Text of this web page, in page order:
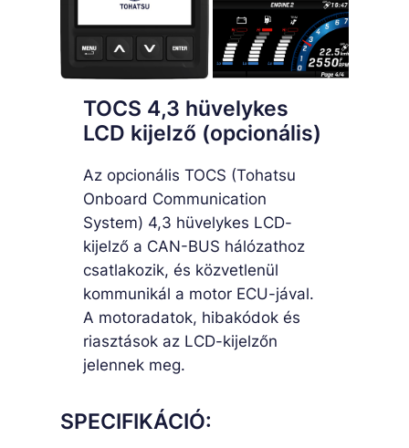
TOCS 4,3 hüvelykes
LCD kijelző (opcionális)
Az opcionális TOCS (Tohatsu
Onboard Communication
System) 4,3 hüvelykes LCD-
kijelző a CAN-BUS hálózathoz
csatlakozik, és közvetlenül
kommunikál a motor ECU-jával.
A motoradatok, hibakódok és
riasztások az LCD-kijelzőn
jelennek meg.
SPECIFIKÁCIÓ: